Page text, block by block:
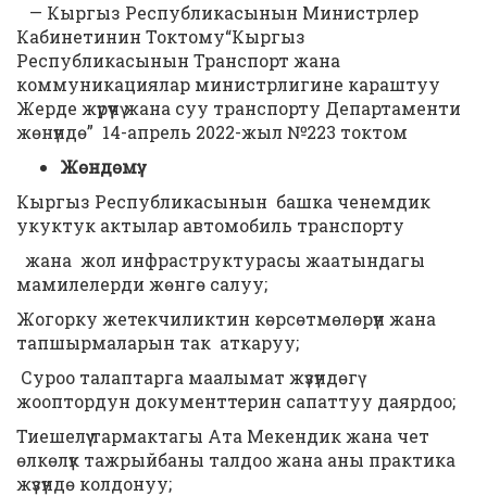
— Кыргыз Республикасынын Министрлер
Кабинетинин Токтому“Кыргыз
Республикасынын Транспорт жана
коммуникациялар министрлигине караштуу
Жерде жүрүүчү жана суу транспорту Департаменти
жөнүндө” 14-апрель 2022-жыл №223 токтом
Жөндөмү:
Кыргыз Республикасынын башка ченемдик
укуктук актылар автомобиль транспорту
жана жол инфраструктурасы жаатындагы
мамилелерди жөнгө салуу;
Жогорку жетекчиликтин көрсөтмөлөрүн жана
тапшырмаларын так аткаруу;
Суроо талаптарга маалымат жүзүндөгү
жооптордун документтерин сапаттуу даярдоо;
Тиешелүү тармактагы Ата Мекендик жана чет
өлкөлүк тажрыйбаны талдоо жана аны практика
жүзүндө колдонуу;